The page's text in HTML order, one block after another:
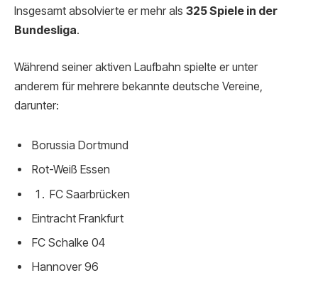
Insgesamt absolvierte er mehr als 325 Spiele in der
Bundesliga.
Während seiner aktiven Laufbahn spielte er unter
anderem für mehrere bekannte deutsche Vereine,
darunter:
Borussia Dortmund
Rot-Weiß Essen
FC Saarbrücken
Eintracht Frankfurt
FC Schalke 04
Hannover 96